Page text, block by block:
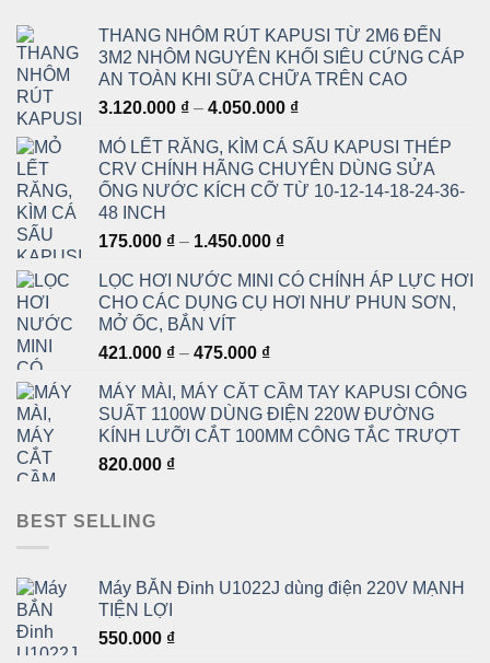
THANG NHÔM RÚT KAPUSI TỪ 2M6 ĐẾN
3M2 NHÔM NGUYÊN KHỐI SIÊU CỨNG CÁP
AN TOÀN KHI SỮA CHỮA TRÊN CAO
3.120.000 ₫ – 4.050.000 ₫Khoảng
từ
3.120.000 ₫
đến
MỎ LẾT RĂNG, KÌM CÁ SẤU KAPUSI THÉP
CRV CHÍNH HÃNG CHUYÊN DÙNG SỬA
ỐNG NƯỚC KÍCH CỠ TỪ 10-12-14-18-24-36-
48 INCH
175.000 ₫ – 1.450.000 ₫Khoảng
từ
175.000 ₫
LỌC HƠI NƯỚC MINI CÓ CHỈNH ÁP LỰC HƠI
CHO CÁC DỤNG CỤ HƠI NHƯ PHUN SƠN,
MỞ ỐC, BẮN VÍT
421.000 ₫ – 475.000 ₫Khoảng
từ
421.000 ₫
đến
MÁY MÀI, MÁY CẮT CẦM TAY KAPUSI CÔNG
SUẤT 1100W DÙNG ĐIỆN 220W ĐƯỜNG
KÍNH LƯỠI CẮT 100MM CÔNG TẮC TRƯỢT
820.000 ₫
BEST SELLING
Máy BẮN Đinh U1022J dùng điện 220V MẠNH
TIỆN LỢI
550.000 ₫